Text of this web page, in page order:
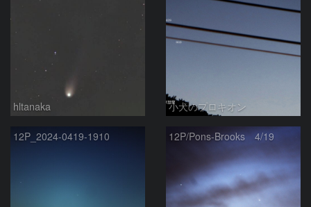
hltanaka 小犬のプロキオン
12P_2024-0419-1910 12P/Pons-Brooks 4/19